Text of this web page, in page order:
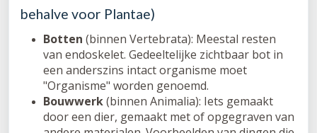
behalve voor Plantae)
Botten (binnen Vertebrata): Meestal resten
van endoskelet. Gedeeltelijke zichtbaar bot in
een anderszins intact organisme moet
"Organisme" worden genoemd.
Bouwwerk(binnen Animalia): Iets gemaakt
door een dier, gemaakt met of opgegraven van